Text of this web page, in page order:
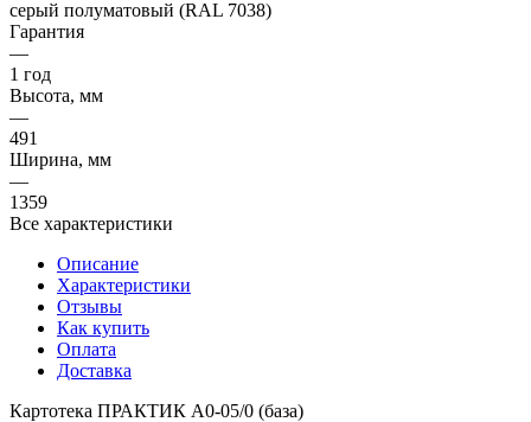
серый полуматовый (RAL 7038)
Гарантия
—
1 год
Высота, мм
—
491
Ширина, мм
—
1359
Все характеристики
Описание
Характеристики
Отзывы
Как купить
Оплата
Доставка
Картотека ПРАКТИК A0-05/0 (база)